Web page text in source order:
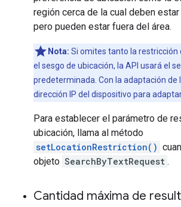
región cerca de la cual deben
pero pueden estar fuera del área.
Nota: Si omites tanto la restricción
el sesgo de ubicación, la API usará el
predeterminada. Con la adaptación de
dirección IP del dispositivo para
Para establecer el parámetro de
ubicación, llama al método
setLocationRestriction()
objeto SearchByTextRequest .
Cantidad máxima de